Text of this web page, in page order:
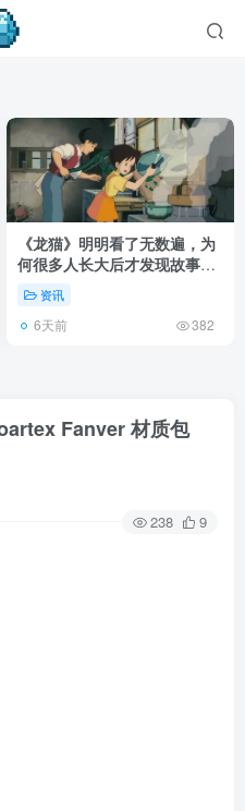
《龙猫》明明看了无数遍，为
何很多人长大后才发现故事根
本不在 1988 年！
资讯
6天前 382
Fanver 材质包
238 9